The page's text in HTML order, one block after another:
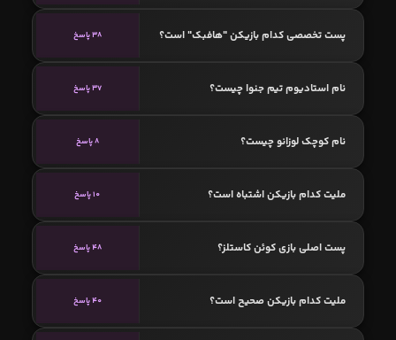
پست تخصصی کدام بازیکن "هافبک" است؟ 38 پاسخ
نام استادیوم تیم جنوا چیست؟ 37 پاسخ
نام کوچک لوزانو چیست؟ 8 پاسخ
ملیت کدام بازیکن اشتباه است؟ 10 پاسخ
پست اصلی بازی کوئن کاستلز؟ 48 پاسخ
ملیت کدام بازیکن صحیح است؟ 40 پاسخ